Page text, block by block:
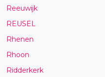
Reeuwijk
REUSEL
Rhenen
Rhoon
Ridderkerk